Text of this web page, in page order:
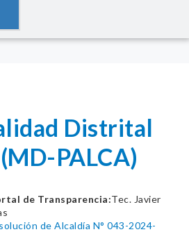
Distrital
PALCA)
de Transparencia:Tec. Javier
de Alcaldía N° 043-2024-